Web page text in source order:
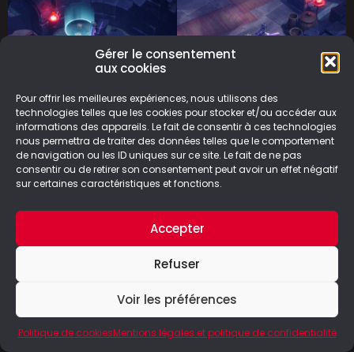
Gérer le consentement
aux cookies
Pour offrir les meilleures expériences, nous utilisons des
technologies telles que les cookies pour stocker et/ou accéder aux
informations des appareils. Le fait de consentir à ces technologies
nous permettra de traiter des données telles que le comportement
de navigation ou les ID uniques sur ce site. Le fait de ne pas
consentir ou de retirer son consentement peut avoir un effet négatif
sur certaines caractéristiques et fonctions.
Accepter
Refuser
Voir les préférences
Politique de cookiesMentions légales et politique de confidentialité
Aama proposera aussi une quête annexe pour